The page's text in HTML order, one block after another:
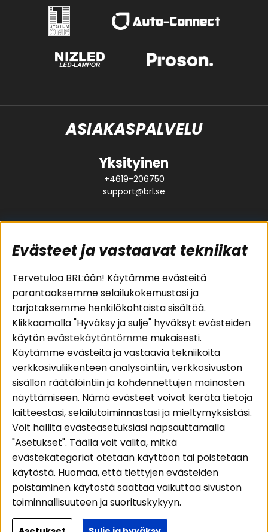
ASIAKASPALVELU
Yksityinen
+4619-206750
support@brl.se
Suositut sivut
Pakettiratkaisut
Autostereot
Kaiuttimet
Päätevahvistimet
Lisätarvikkeet
Kaapelit
Asiakaspalvelu
Evästeet
Huolto- ja
takuutiedot
Ostoehdot
Palautus
Tietosuojapolitiikka
Alueet
Autohifi
Kotihifi
Uutuudet
Seuraa meitä
Instagram
Facebook
Youtube
Tiktok
Evästeet ja vastaavat tekniikat
Tervetuloa BRL:ään! Käytämme evästeitä
parantaaksemme selailukokemustasi ja
tarjotaksemme henkilökohtaista sisältöä.
Klikkaamalla "Hyväksy ja sulje" hyväksyt evästeiden
käytönevästekäytäntömme mukaisesti.
Käytämme evästeitä ja vastaavia tekniikoita
verkkosivuliikenteen analysointiin, verkkosivuston
sisällön räätälöintiin ja kohdennettujen mainosten
näyttämiseen. Nämä evästeet voivat kerätä tietoja
laitteestasi, selailutoiminnastasi ja mieltymyksistäsi.
Voit hallita evästeasetuksiasi napsauttamalla
"Asetukset". Täällä voit valita, mitkä
evästekategoriat otetaan käyttöön tai poistetaan
käytöstä. Huomaa, että tiettyjen evästeiden
poistaminen käytöstä saattaa vaikuttaa sivuston
toiminnallisuuteen ja suorituskykyyn.
Lisätietoja siitä, miten käytämme evästeitä ja